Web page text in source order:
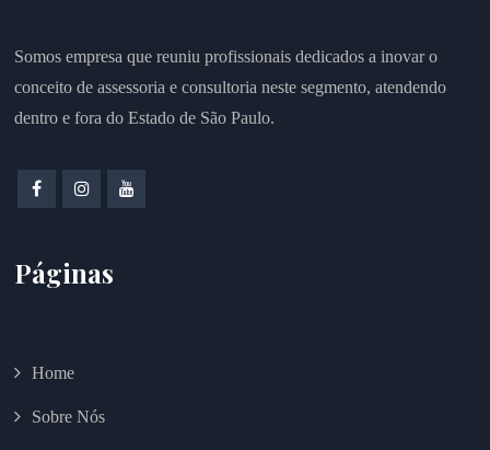
Somos empresa que reuniu profissionais dedicados a inovar o
conceito de assessoria e consultoria neste segmento, atendendo
dentro e fora do Estado de São Paulo.
Páginas
Home
Sobre Nós